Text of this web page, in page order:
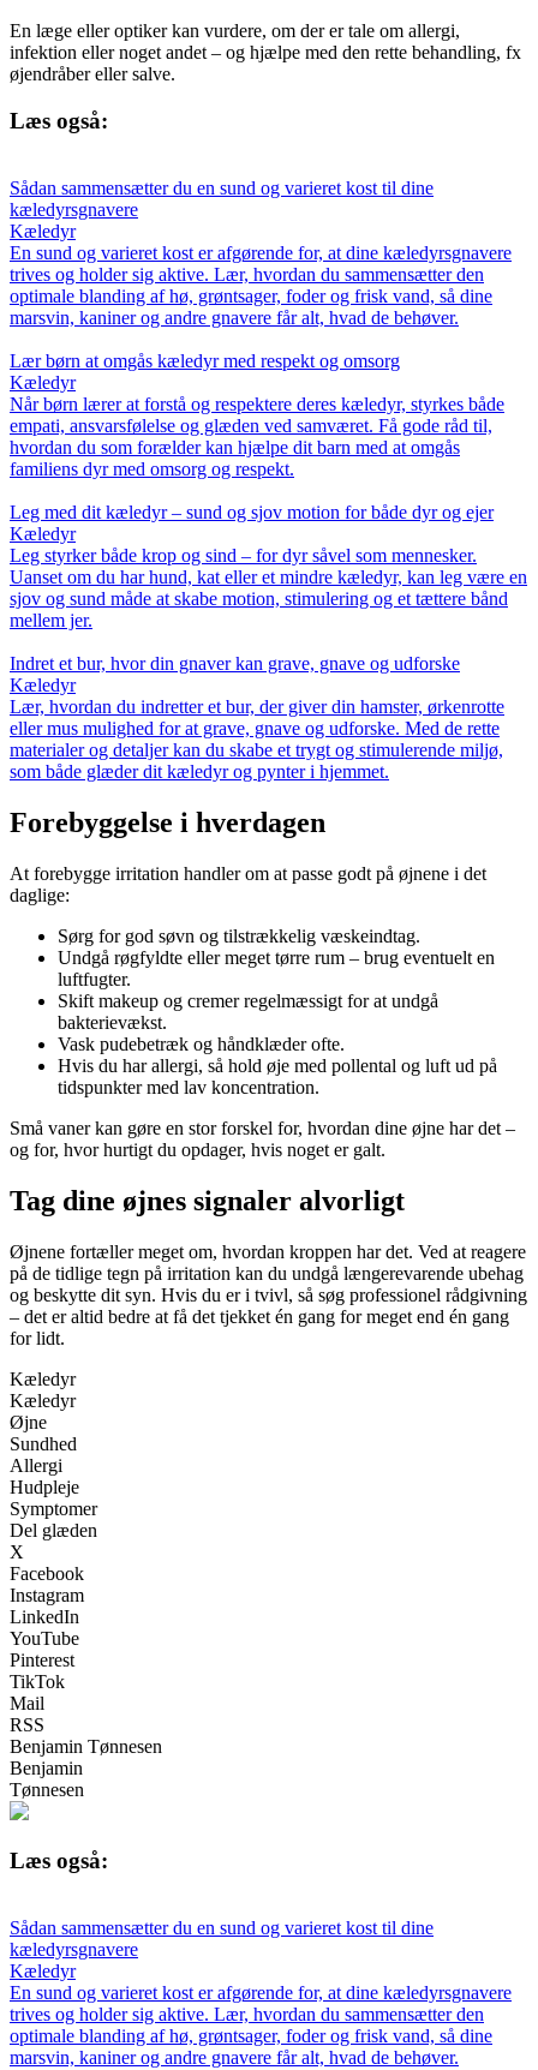
En læge eller optiker kan vurdere, om der er tale om allergi,
infektion eller noget andet – og hjælpe med den rette behandling, fx
øjendråber eller salve.
Læs også:
Sådan sammensætter du en sund og varieret kost til dine
kæledyrsgnavere
Kæledyr
En sund og varieret kost er afgørende for, at dine kæledyrsgnavere
trives og holder sig aktive. Lær, hvordan du sammensætter den
optimale blanding af hø, grøntsager, foder og frisk vand, så dine
marsvin, kaniner og andre gnavere får alt, hvad de behøver.
Lær børn at omgås kæledyr med respekt og omsorg
Kæledyr
Når børn lærer at forstå og respektere deres kæledyr, styrkes både
empati, ansvarsfølelse og glæden ved samværet. Få gode råd til,
hvordan du som forælder kan hjælpe dit barn med at omgås
familiens dyr med omsorg og respekt.
Leg med dit kæledyr – sund og sjov motion for både dyr og ejer
Kæledyr
Leg styrker både krop og sind – for dyr såvel som mennesker.
Uanset om du har hund, kat eller et mindre kæledyr, kan leg være en
sjov og sund måde at skabe motion, stimulering og et tættere bånd
mellem jer.
Indret et bur, hvor din gnaver kan grave, gnave og udforske
Kæledyr
Lær, hvordan du indretter et bur, der giver din hamster, ørkenrotte
eller mus mulighed for at grave, gnave og udforske. Med de rette
materialer og detaljer kan du skabe et trygt og stimulerende miljø,
som både glæder dit kæledyr og pynter i hjemmet.
Forebyggelse i hverdagen
At forebygge irritation handler om at passe godt på øjnene i det
daglige:
Sørg for god søvn og tilstrækkelig væskeindtag.
Undgå røgfyldte eller meget tørre rum – brug eventuelt en
luftfugter.
Skift makeup og cremer regelmæssigt for at undgå
bakterievækst.
Vask pudebetræk og håndklæder ofte.
Hvis du har allergi, så hold øje med pollental og luft ud på
tidspunkter med lav koncentration.
Små vaner kan gøre en stor forskel for, hvordan dine øjne har det –
og for, hvor hurtigt du opdager, hvis noget er galt.
Tag dine øjnes signaler alvorligt
Øjnene fortæller meget om, hvordan kroppen har det. Ved at reagere
på de tidlige tegn på irritation kan du undgå længerevarende ubehag
og beskytte dit syn. Hvis du er i tvivl, så søg professionel rådgivning
– det er altid bedre at få det tjekket én gang for meget end én gang
for lidt.
Kæledyr
Kæledyr
Øjne
Sundhed
Allergi
Hudpleje
Symptomer
Del glæden
X
Facebook
Instagram
LinkedIn
YouTube
Pinterest
TikTok
Mail
RSS
Benjamin Tønnesen
Benjamin
Tønnesen
Læs også:
Sådan sammensætter du en sund og varieret kost til dine
kæledyrsgnavere
Kæledyr
En sund og varieret kost er afgørende for, at dine kæledyrsgnavere
trives og holder sig aktive. Lær, hvordan du sammensætter den
optimale blanding af hø, grøntsager, foder og frisk vand, så dine
marsvin, kaniner og andre gnavere får alt, hvad de behøver.